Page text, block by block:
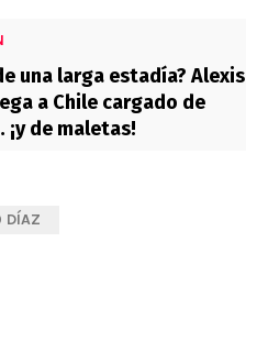
una larga estadía? Alexis
a Chile cargado de
de maletas!
DÍAZ